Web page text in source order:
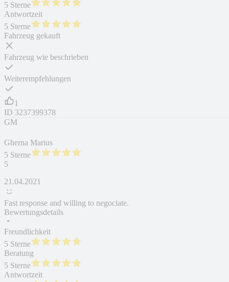
5 Sterne
Antwortzeit
5 Sterne
Fahrzeug gekauft
Fahrzeug wie beschrieben
Weiterempfehlungen
1
ID 3237399378
GM
Gherna Marius
5 Sterne
5
21.04.2021
Fast response and willing to negociate.
Bewertungsdetails
Freundlichkeit
5 Sterne
Beratung
5 Sterne
Antwortzeit